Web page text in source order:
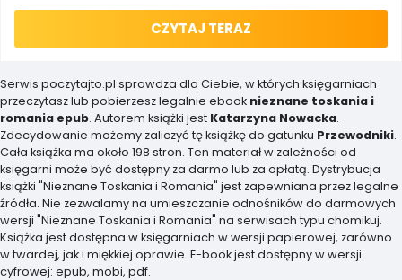
CZYTAJ TERAZ
Serwis poczytajto.pl sprawdza dla Ciebie, w których księgarniach
przeczytasz lub pobierzesz legalnie ebook nieznane toskania i
romania epub. Autorem książki jest Katarzyna Nowacka.
Zdecydowanie możemy zaliczyć tę książkę do gatunku Przewodniki.
Cała książka ma około 198 stron. Ten materiał w zależności od
księgarni może być dostępny za darmo lub za opłatą. Dystrybucja
książki "Nieznane Toskania i Romania" jest zapewniana przez legalne
źródła. Nie zezwalamy na umieszczanie odnośników do darmowych
wersji "Nieznane Toskania i Romania" na serwisach typu chomikuj.
Książka jest dostępna w księgarniach w wersji papierowej, zarówno
w twardej, jak i miękkiej oprawie. E-book jest dostępny w wersji
cyfrowej: epub, mobi, pdf.